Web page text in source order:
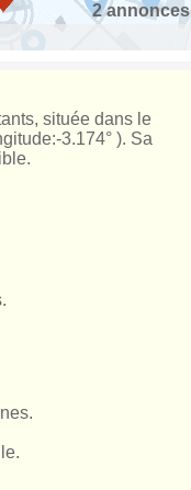
2 annonces
située dans le
3.174° ). Sa